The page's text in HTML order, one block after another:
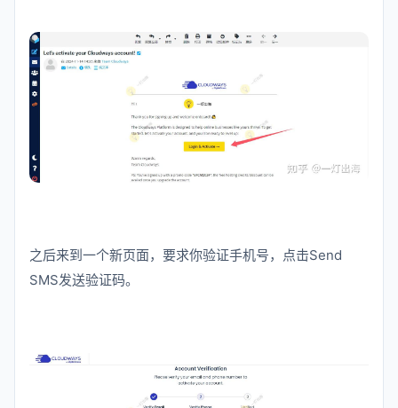
之后来到一个新页面，要求你验证手机号，点击Send
SMS发送验证码。